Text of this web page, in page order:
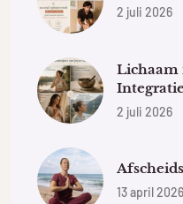
2 juli 2026
Lichaam
2 juli 2026
13 april 2026